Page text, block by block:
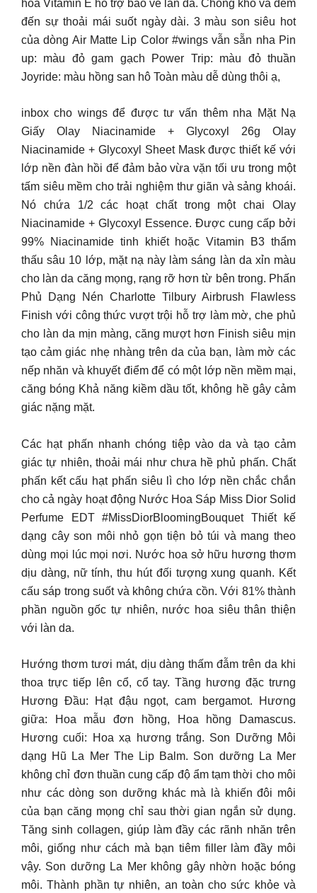
hoá Vitamin E hỗ trợ bảo về làn da. Chống khô và đem
đến sự thoải mái suốt ngày dài. 3 màu son siêu hot
của dòng Air Matte Lip Color #wings vẫn sẵn nha Pin
up: màu đỏ gam gạch Power Trip: màu đỏ thuần
Joyride: màu hồng san hô Toàn màu dễ dùng thôi ạ,
inbox cho wings để được tư vấn thêm nha Mặt Nạ
Giấy Olay Niacinamide + Glycoxyl 26g Olay
Niacinamide + Glycoxyl Sheet Mask được thiết kế với
lớp nền đàn hồi để đảm bảo vừa vặn tối ưu trong một
tấm siêu mềm cho trải nghiệm thư giãn và sảng khoái.
Nó chứa 1/2 các hoạt chất trong một chai Olay
Niacinamide + Glycoxyl Essence. Được cung cấp bởi
99% Niacinamide tinh khiết hoặc Vitamin B3 thẩm
thấu sâu 10 lớp, mặt nạ này làm sáng làn da xỉn màu
cho làn da căng mọng, rạng rỡ hơn từ bên trong. Phấn
Phủ Dạng Nén Charlotte Tilbury Airbrush Flawless
Finish với công thức vượt trội hỗ trợ làm mờ, che phủ
cho làn da mịn màng, căng mượt hơn Finish siêu mịn
tạo cảm giác nhẹ nhàng trên da của bạn, làm mờ các
nếp nhăn và khuyết điểm để có một lớp nền mềm mại,
căng bóng Khả năng kiềm dầu tốt, không hề gây cảm
giác nặng mặt.
Các hạt phấn nhanh chóng tiệp vào da và tạo cảm
giác tự nhiên, thoải mái như chưa hề phủ phấn. Chất
phấn kết cấu hạt phấn siêu lì cho lớp nền chắc chắn
cho cả ngày hoạt động Nước Hoa Sáp Miss Dior Solid
Perfume EDT #MissDiorBloomingBouquet Thiết kế
dạng cây son môi nhỏ gọn tiện bỏ túi và mang theo
dùng mọi lúc mọi nơi. Nước hoa sở hữu hương thơm
dịu dàng, nữ tính, thu hút đối tượng xung quanh. Kết
cấu sáp trong suốt và không chứa cồn. Với 81% thành
phần nguồn gốc tự nhiên, nước hoa siêu thân thiện
với làn da.
Hướng thơm tươi mát, dịu dàng thấm đẫm trên da khi
thoa trực tiếp lên cổ, cổ tay. Tầng hương đặc trưng
Hương Đầu: Hạt đậu ngọt, cam bergamot. Hương
giữa: Hoa mẫu đơn hồng, Hoa hồng Damascus.
Hương cuối: Hoa xạ hương trắng. Son Dưỡng Môi
dạng Hũ La Mer The Lip Balm. Son dưỡng La Mer
không chỉ đơn thuần cung cấp độ ẩm tạm thời cho môi
như các dòng son dưỡng khác mà là khiến đôi môi
của bạn căng mọng chỉ sau thời gian ngắn sử dụng.
Tăng sinh collagen, giúp làm đầy các rãnh nhăn trên
môi, giống như cách mà bạn tiêm filler làm đầy môi
vậy. Son dưỡng La Mer không gây nhờn hoặc bóng
môi. Thành phần tự nhiên, an toàn cho sức khỏe và